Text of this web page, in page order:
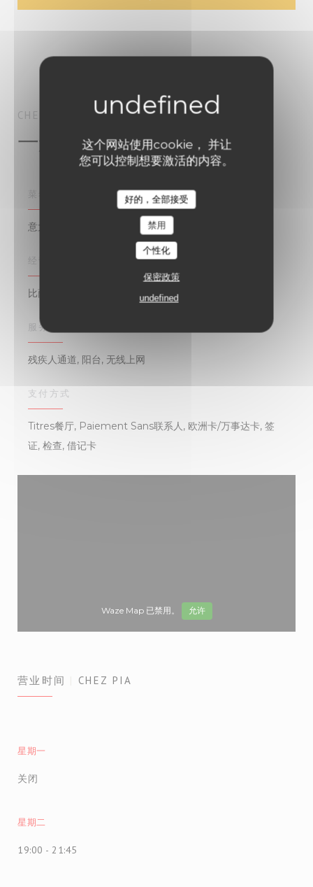
这个网站使用cookie， 并让
您可以控制想要激活的内容。
好的，全部接受
禁用
个性化
保密政策
undefined
CHEZ PIA 比萨店 TOURS
一般信息
菜肴
意大利
经营类型
比萨店
服务
残疾人通道, 阳台, 无线上网
支付方式
Titres餐厅, Paiement Sans联系人, 欧洲卡/万事达卡, 签
证, 检查, 借记卡
Waze Map 已禁用。 允许
营业时间 CHEZ PIA
星期一
关闭
星期二
19:00 - 21:45